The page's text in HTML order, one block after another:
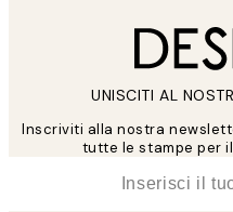
UNISCITI AL
Inscriviti alla nostra
tutte le stampe per